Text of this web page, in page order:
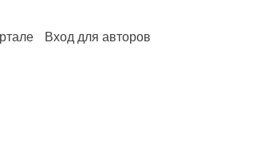
Вход для авторов